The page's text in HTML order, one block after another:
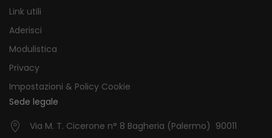
Link utili
Aderisci
Modulistica
Privacy
Impostazioni & Policy Cookie
Sede legale
Via M. T. Cicerone n° 8 Bagheria (Palermo) 90011